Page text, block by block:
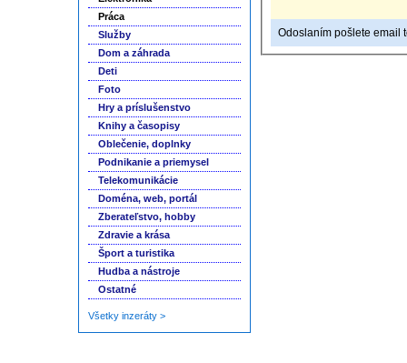
Práca
Služby
Dom a záhrada
Deti
Foto
Hry a príslušenstvo
Knihy a časopisy
Oblečenie, doplnky
Podnikanie a priemysel
Telekomunikácie
Doména, web, portál
Zberateľstvo, hobby
Zdravie a krása
Šport a turistika
Hudba a nástroje
Ostatné
Všetky inzeráty >
Odoslaním pošlete email